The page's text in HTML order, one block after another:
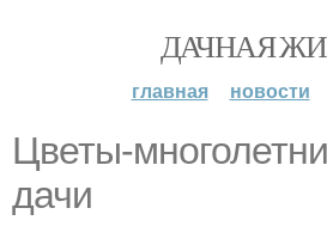
ДАЧНАЯ
главная новости
Цветы-
дачи